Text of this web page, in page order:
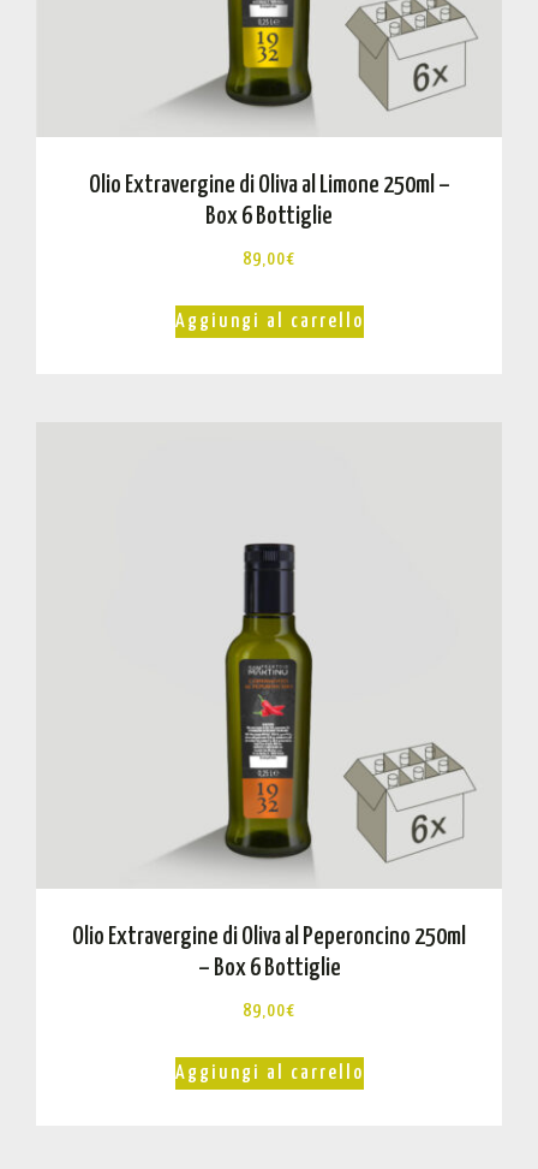
Olio Extravergine di Oliva al Limone 250ml –
Box 6 Bottiglie
89,00€
Aggiungi al carrello
Olio Extravergine di Oliva al Peperoncino 250ml
– Box 6 Bottiglie
89,00€
Aggiungi al carrello